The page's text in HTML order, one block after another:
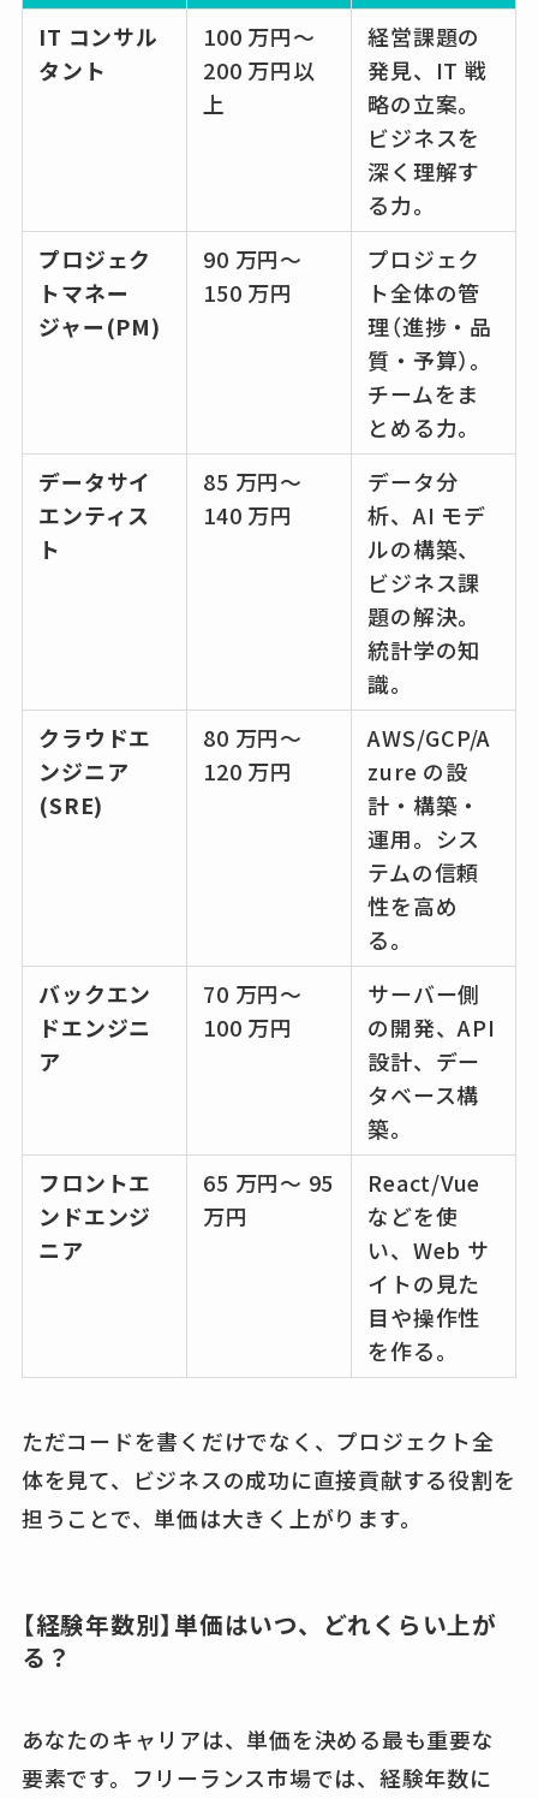
IT コンサル
タント
100 万円～
200 万円以
上
経営課題の
発見、IT 戦
略の立案。
ビジネスを
深く理解す
る力。
プロジェク
トマネー
ジャー(PM)
90 万円～
150 万円
プロジェク
ト全体の管
理（進捗・品
質・予算）。
チームをま
とめる力。
データサイ
エンティス
ト
85 万円～
140 万円
データ分
析、AI モデ
ルの構築、
ビジネス課
題の解決。
統計学の知
識。
クラウドエ
ンジニア
(SRE)
80 万円～
120 万円
AWS/GCP/A
zure の設
計・構築・
運用。シス
テムの信頼
性を高め
る。
バックエン
ドエンジニ
ア
70 万円～
100 万円
サーバー側
の開発、API
設計、デー
タベース構
築。
フロントエ
ンドエンジ
ニア
65 万円～ 95
万円
React/Vue
などを使
い、Web サ
イトの見た
目や操作性
を作る。
ただコードを書くだけでなく、プロジェクト全
体を見て、ビジネスの成功に直接貢献する役割を
担うことで、単価は大きく上がります。
【経験年数別】単価はいつ、どれくらい上が
る？
あなたのキャリアは、単価を決める最も重要な
要素です。フリーランス市場では、経験年数に